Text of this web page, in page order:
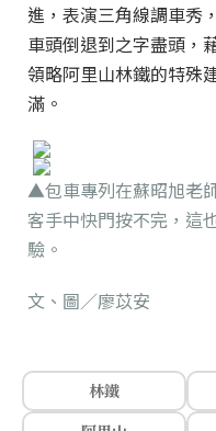
進，表演三角線調車秀
車頭倒退到之字盡頭，
領略阿里山林鐵的特殊
滿。
▲包車專列在蘇昭旭老
客手中快門按不完，這
驗。
文、圖／廖苡安
林鐵